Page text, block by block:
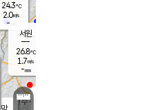
24.3℃
2.0m/s
- mm
서원
26.8℃
1.7m/s
-mm